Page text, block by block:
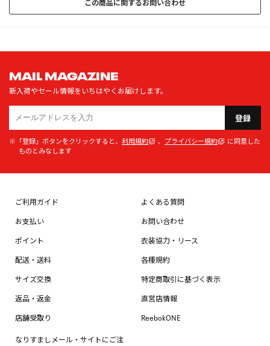
MAIL MAGAZINE
新入荷やセール情報をいちはやくお届けします。
登録
※「登録」ボタンをクリックすると、 利用規約 、 プライバシー規約
に同意した
ものとみなします
ご利用ガイド
お支払い
ポイント
配送・送料
サイズ交換
返品・返金
店舗受取り
なりすましメール・サイトにご注
よくある質問
お問い合わせ
衣装協力・リース
各種規約
特定商取引に基づく表示
直営店情報
ReebokONE